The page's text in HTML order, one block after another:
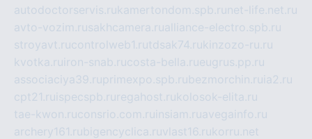
autodoctorservis.rukamertondom.spb.ru net-life.net.ru
avto-vozim.rusakhcamera.rualliance-electro.spb.ru
stroyavt.rucontrolweb1.rutdsak74.rukinzozo-ru.ru
kvotka.ru iron-snab.rucosta-bella.rueugrus.pp.ru
associaciya39.ruprimexpo.spb.rubezmorchin.ru ia2.ru
cpt21.ru ispecspb.ru regahost.rukolosok-elita.ru
tae-kwon.ruconsrio.com.ru insiam.ruavegainfo.ru
archery161.rubigencyclica.ruvlast16.rukorru.net